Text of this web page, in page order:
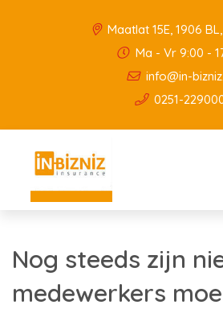
Maatlat 15E, 1906
Ma - Vr 9:00 -
info@in-
0251-
Nog steeds zijn
medewerkers